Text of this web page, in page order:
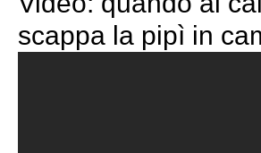
scappa la pipì in